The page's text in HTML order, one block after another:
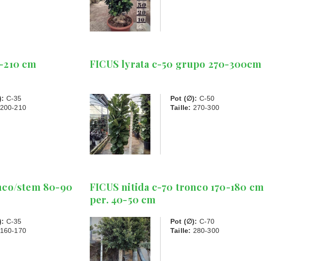
cm
C-35
200-210
FICUS lyrata c-50 grupo 270-300cm
Pot (∅): C-50
Taille: 270-300
stem 80-90
C-35
160-170
FICUS nitida c-70 tronco 170-180 cm
per. 40-50 cm
Pot (∅): C-70
Taille: 280-300